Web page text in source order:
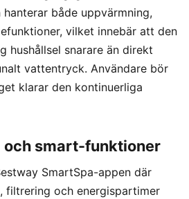
både uppvärmning,
vilket innebär att den
hushållsel snarare än direkt
vattentryck. Användare bör
klarar den kontinuerliga
och smart-funktioner
SmartSpa-appen där
filtrering och energispartimer